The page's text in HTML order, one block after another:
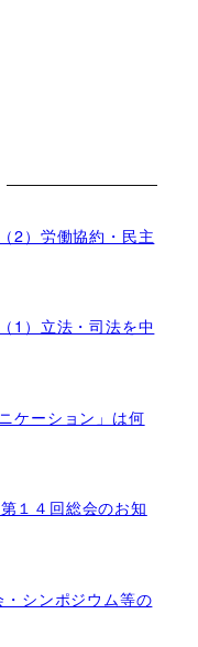
2）労働協約・民主
1）立法・司法を中
ケーション」は何
１４回総会のお知
シンポジウム等の